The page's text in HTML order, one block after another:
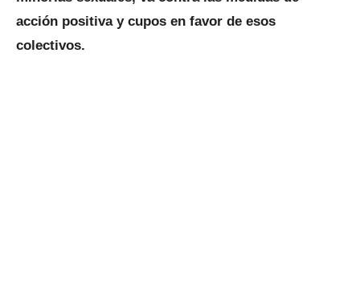
acción positiva y cupos en favor de esos
colectivos.